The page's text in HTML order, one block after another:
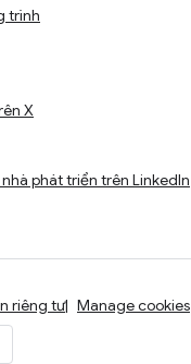
trình
X
phát triển trên LinkedIn
riêng tư Manage cookies